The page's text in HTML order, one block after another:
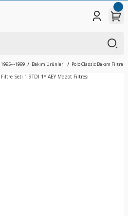
1995---1999 Bakım Ürünleri Polo Classic Bakım Filtre